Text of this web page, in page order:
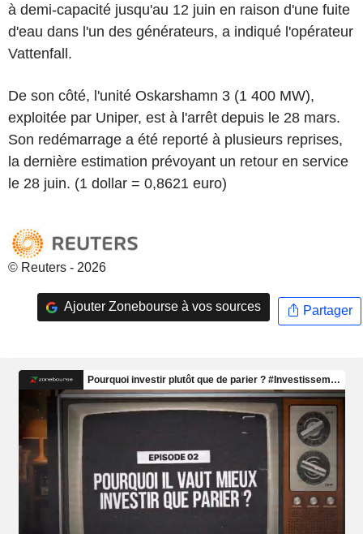
à demi-capacité jusqu'au 12 juin en raison d'une fuite
d'eau dans l'un des générateurs, a indiqué l'opérateur
Vattenfall.
De son côté, l'unité Oskarshamn 3 (1 400 MW),
exploitée par Uniper, est à l'arrêt depuis le 28 mars.
Son redémarrage a été reporté à plusieurs reprises,
la dernière estimation prévoyant un retour en service
le 28 juin. (1 dollar = 0,8621 euro)
© Reuters - 2026
Ajouter Zonebourse à vos sources Partager